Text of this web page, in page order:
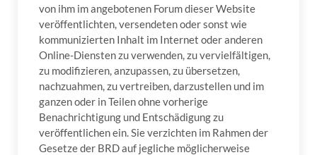
von ihm im angebotenen Forum dieser Website
veröffentlichten, versendeten oder sonst wie
kommunizierten Inhalt im Internet oder anderen
Online-Diensten zu verwenden, zu vervielfältigen,
zu modifizieren, anzupassen, zu übersetzen,
nachzuahmen, zu vertreiben, darzustellen und im
ganzen oder in Teilen ohne vorherige
Benachrichtigung und Entschädigung zu
veröffentlichen ein. Sie verzichten im Rahmen der
Gesetze der BRD auf jegliche möglicherweise